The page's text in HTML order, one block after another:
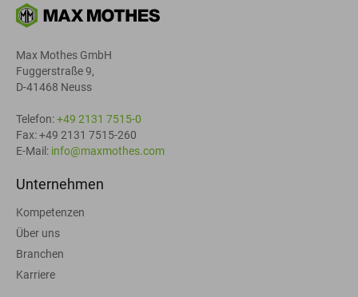
Max Mothes GmbH
Fuggerstraße 9,
D-41468 Neuss
Telefon:+49 2131 7515-0
Fax: +49 2131 7515-260
E-Mail: info@maxmothes.com
Unternehmen
Kompetenzen
Über uns
Branchen
Karriere